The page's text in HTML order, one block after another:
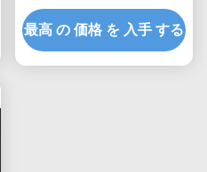
って塗られる終わり
最高 の 価格 を 入手 する